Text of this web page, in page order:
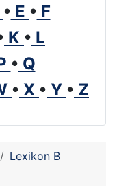
• E • F
K • L
• Q
• X • Y • Z
Lexikon B